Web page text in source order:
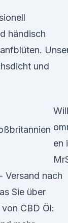
händisch
und
en
Versand nach
Sie über
CBD Öl: